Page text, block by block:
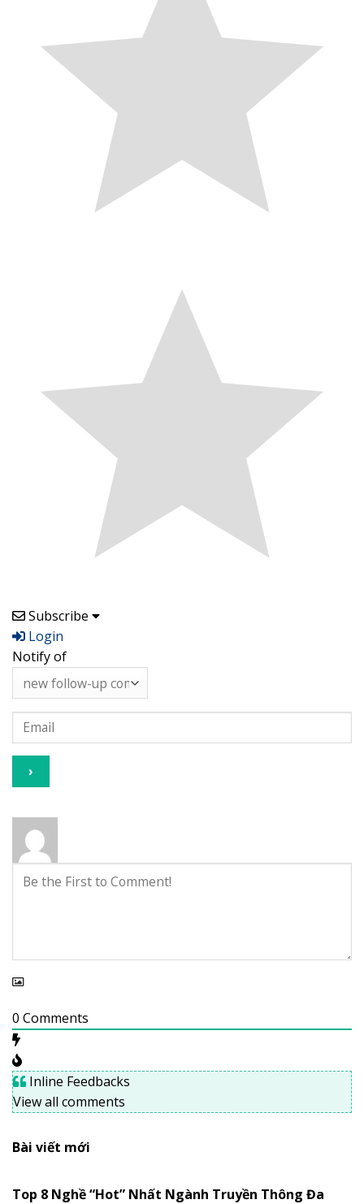
Subscribe
Login
Notify of
0 Comments
Inline Feedbacks
View all comments
Bài viết mới
Top 8 Nghề “Hot” Nhất Ngành Truyền Thông Đa